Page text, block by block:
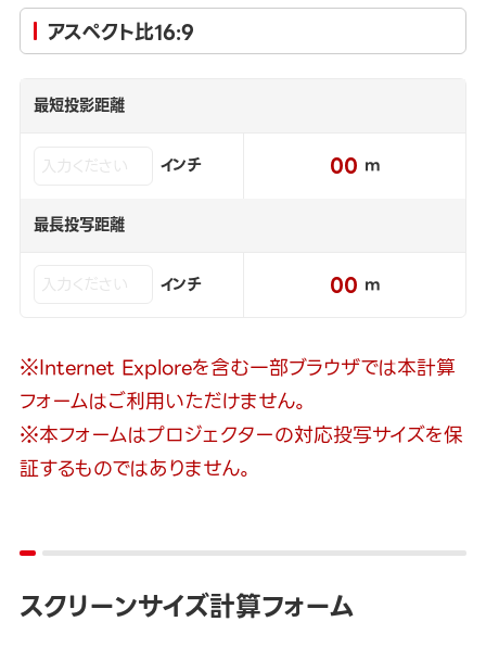
アスペクト比16:9
最短投影距離
インチ 00 m
最長投写距離
インチ 00 m
※Internet Exploreを含む一部ブラウザでは本計算
フォームはご利用いただけません。
※本フォームはプロジェクターの対応投写サイズを保
証するものではありません。
スクリーンサイズ計算フォーム